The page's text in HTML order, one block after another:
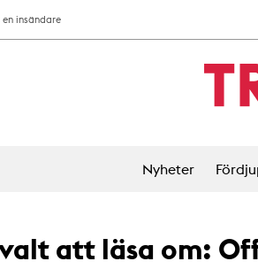
en insändare
Nyheter
att läsa om: